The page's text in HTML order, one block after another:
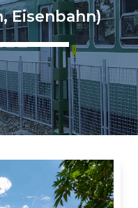
Eisenbahn)